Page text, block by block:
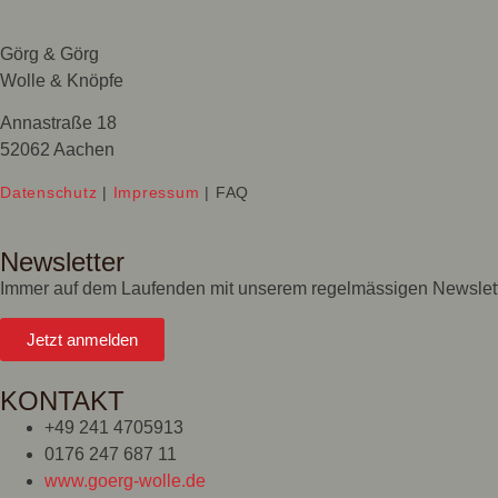
Görg & Görg
Wolle & Knöpfe
Annastraße 18
52062 Aachen
Datenschutz | Impressum | FAQ
Newsletter
Immer auf dem Laufenden mit unserem regelmässigen
Jetzt anmelden
KONTAKT
+49 241 4705913
0176 247 687 11
www.goerg-wolle.de